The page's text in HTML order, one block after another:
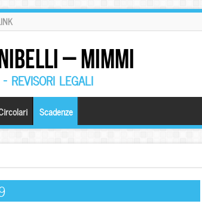
– MIMMI
REVISORI LEGALI
Scadenze